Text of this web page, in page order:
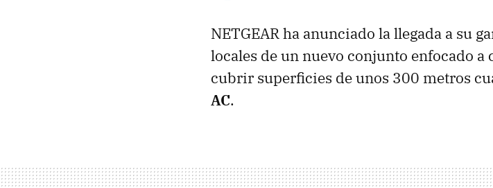
NETGEAR ha anunciado la llegada a su
locales de un nuevo conjunto enfocado a
cubrir superficies de unos 300 metros
AC.